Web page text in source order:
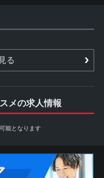
る
メの求人情報
能となります